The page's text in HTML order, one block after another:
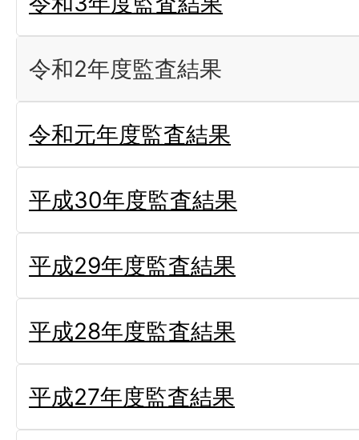
令和2年度監査結果
令和元年度監査結果
平成30年度監査結果
平成29年度監査結果
平成28年度監査結果
平成27年度監査結果